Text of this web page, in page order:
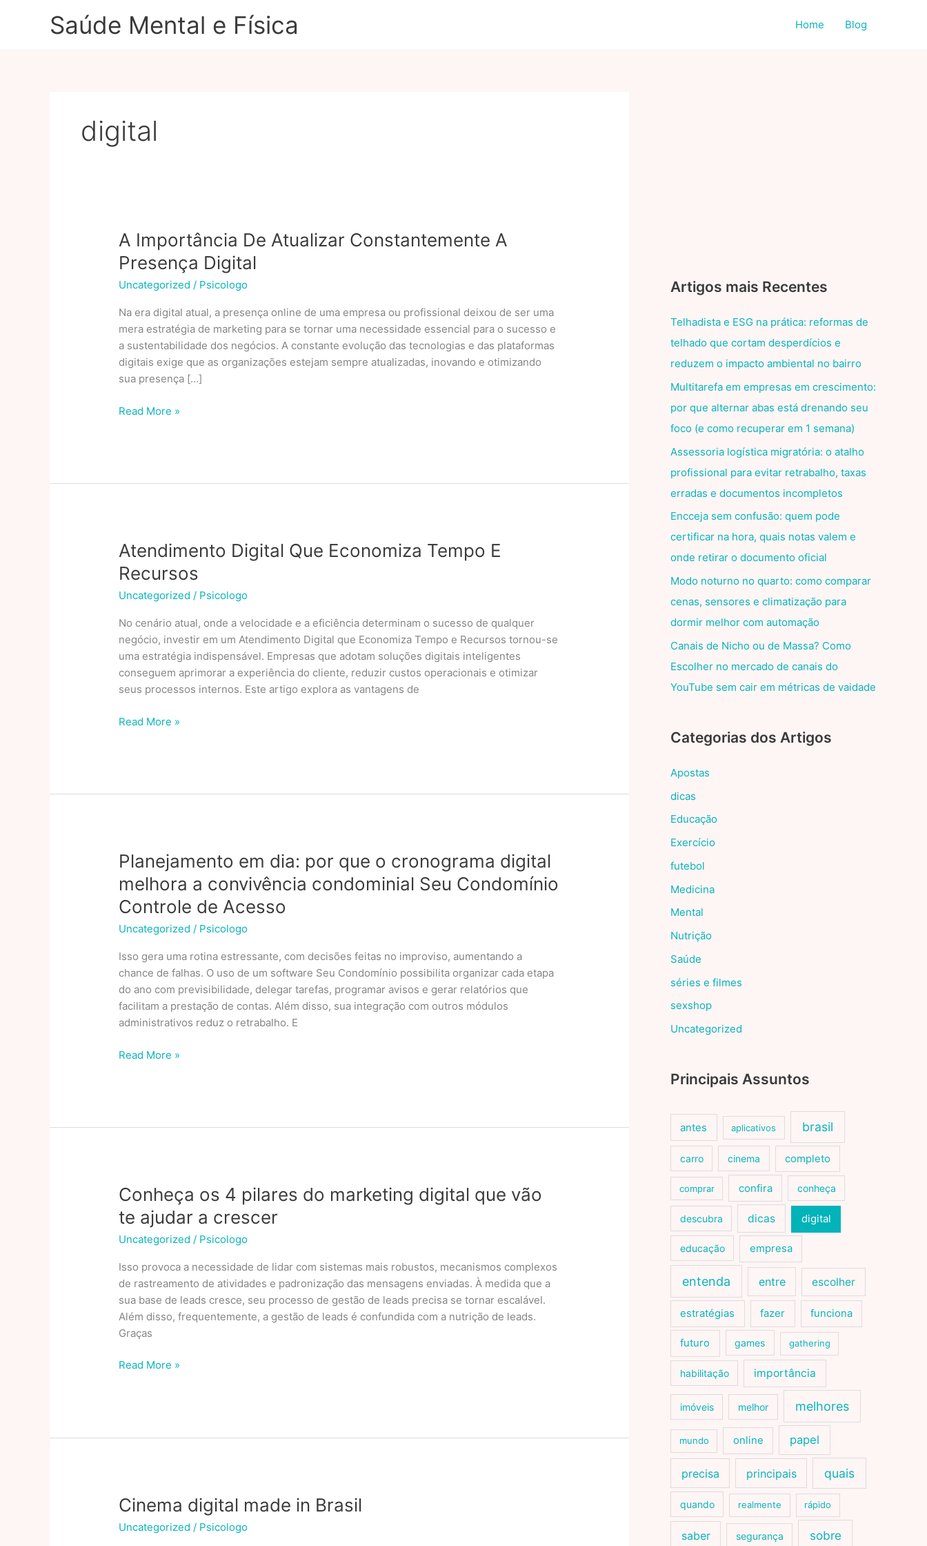
Saúde Mental e Física Home Blog
digital
A Importância De Atualizar Constantemente A
Presença Digital
Uncategorized / Psicologo
Na era digital atual, a presença online de uma empresa ou profissional deixou de ser uma
mera estratégia de marketing para se tornar uma necessidade essencial para o sucesso e
a sustentabilidade dos negócios. A constante evolução das tecnologias e das plataformas
digitais exige que as organizações estejam sempre atualizadas, inovando e otimizando
sua presença […]
A
Read More »
Atendimento Digital Que Economiza Tempo E
Recursos
Uncategorized / Psicologo
No cenário atual, onde a velocidade e a eficiência determinam o sucesso de qualquer
negócio, investir em um Atendimento Digital que Economiza Tempo e Recursos tornou-se
uma estratégia indispensável. Empresas que adotam soluções digitais inteligentes
conseguem aprimorar a experiência do cliente, reduzir custos operacionais e otimizar
seus processos internos. Este artigo explora as vantagens de
Atendimento
Read More »
Planejamento em dia: por que o cronograma digital
melhora a convivência condominial Seu Condomínio
Controle de Acesso
Uncategorized / Psicologo
Isso gera uma rotina estressante, com decisões feitas no improviso, aumentando a
chance de falhas. O uso de um software Seu Condomínio possibilita organizar cada etapa
do ano com previsibilidade, delegar tarefas, programar avisos e gerar relatórios que
facilitam a prestação de contas. Além disso, sua integração com outros módulos
administrativos reduz o retrabalho. E
Planejamento
melhora
a
convivência
condominial
Condomínio
Controle
de
Acesso
Read More »
Conheça os 4 pilares do marketing digital que vão
te ajudar a crescer
Uncategorized / Psicologo
Isso provoca a necessidade de lidar com sistemas mais robustos, mecanismos complexos
de rastreamento de atividades e padronização das mensagens enviadas. À medida que a
sua base de leads cresce, seu processo de gestão de leads precisa se tornar escalável.
Além disso, frequentemente, a gestão de leads é confundida com a nutrição de leads.
Graças
Conheça
vão
te
ajudar
Read More »
Cinema digital made in Brasil
Uncategorized / Psicologo
Artigos mais Recentes
Telhadista e ESG na prática: reformas de
telhado que cortam desperdícios e
reduzem o impacto ambiental no bairro
Multitarefa em empresas em crescimento:
por que alternar abas está drenando seu
foco (e como recuperar em 1 semana)
Assessoria logística migratória: o atalho
profissional para evitar retrabalho, taxas
erradas e documentos incompletos
Encceja sem confusão: quem pode
certificar na hora, quais notas valem e
onde retirar o documento oficial
Modo noturno no quarto: como comparar
cenas, sensores e climatização para
dormir melhor com automação
Canais de Nicho ou de Massa? Como
Escolher no mercado de canais do
YouTube sem cair em métricas de vaidade
Categorias dos Artigos
Apostas
dicas
Educação
Exercício
futebol
Medicina
Mental
Nutrição
Saúde
séries e filmes
sexshop
Uncategorized
Principais Assuntos
antes aplicativos brasil
carro cinema completo
comprar confira conheça
descubra dicas digital
educação empresa
entenda entre escolher
estratégias fazer funciona
futuro games gathering
habilitação importância
imóveis melhor melhores
mundo online papel
precisa principais quais
quando realmente rápido
saber segurança sobre